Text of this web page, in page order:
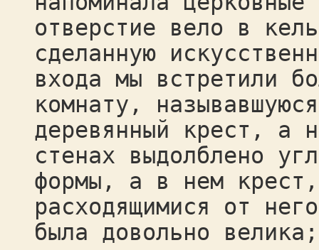
отверстие вело в
сделанную
входа мы встретили
комнату,
деревянный крест, а
стенах выдолблено
формы, а в нем
расходящимися от
была довольно велика;